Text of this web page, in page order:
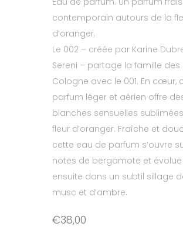
contemporain autours de la
d’oranger.
Le 002 – créée par Karine
Sereni – partage la famille des
Cologne avec le 001. En cœur,
parfum léger et aérien offre
blanches sensuelles
fleur d’oranger. Fraîche et
cette eau de parfum s’ouvre
notes de bergamote et évolue
ensuite dans un subtil sillage
musc et d’ambre.
€38,00